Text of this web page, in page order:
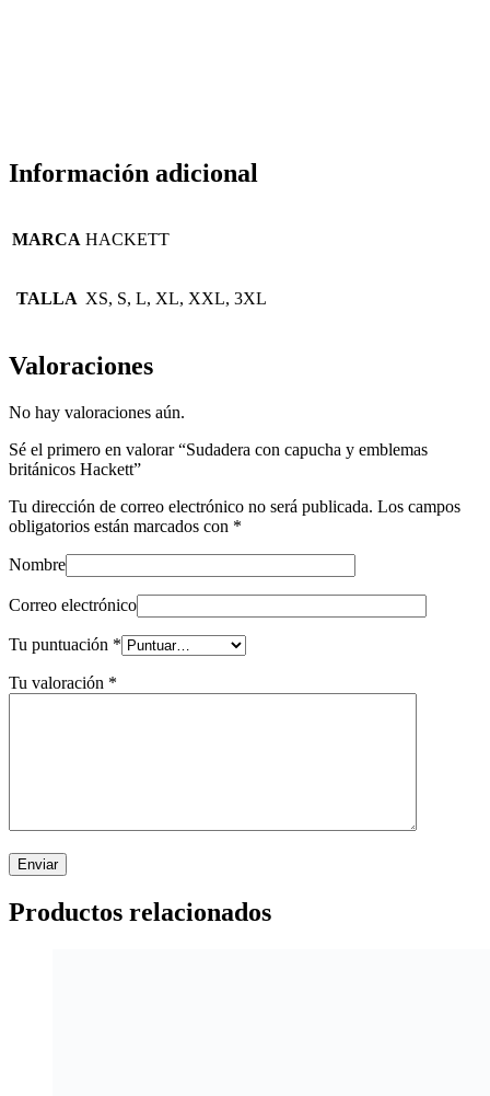
Información adicional
MARCA HACKETT
TALLA XS, S, L, XL, XXL, 3XL
Valoraciones
No hay valoraciones aún.
Sé el primero en valorar “Sudadera con capucha y emblemas
británicos Hackett”
Tu dirección de correo electrónico no será publicada. Los campos
obligatorios están marcados con *
Nombre
Correo electrónico
Tu puntuación *
Tu valoración *
Productos relacionados